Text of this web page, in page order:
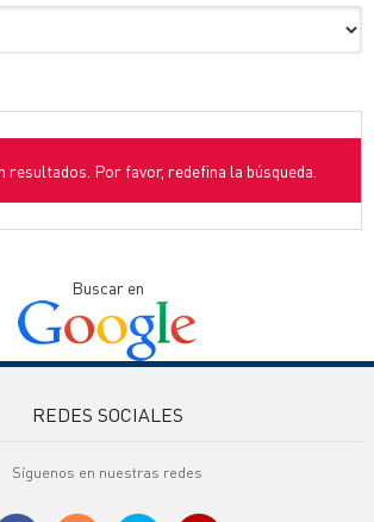
resultados. Por favor, redefina la búsqueda.
Buscar en
REDES SOCIALES
Síguenos en nuestras redes